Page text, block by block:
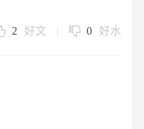
2 好文 | 0 好水